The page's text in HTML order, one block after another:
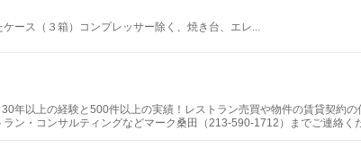
ース（３箱）コンプレッサー除く、焼き台、エレ...
年以上の経験と500件以上の実績！レストラン売買や物件の賃貸契約の
ン・コンサルティングなどマーク桑田（213-590-1712）までご連絡く